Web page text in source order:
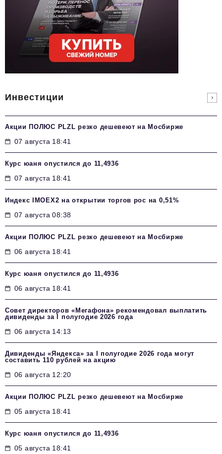
Инвестиции
Акции ПОЛЮС PLZL резко дешевеют на Мосбирже
07 августа 18:41
Курс юаня опустился до 11,4936
07 августа 18:41
Индекс IMOEX2 на открытии торгов рос на 0,51%
07 августа 08:38
Акции ПОЛЮС PLZL резко дешевеют на Мосбирже
06 августа 18:41
Курс юаня опустился до 11,4936
06 августа 18:41
Совет директоров «Мегафона» рекомендовал выплатить
дивиденды за I полугодие 2026 года
06 августа 14:13
Дивиденды «Яндекса» за I полугодие 2026 года могут
составить 110 рублей на акцию
06 августа 12:20
Акции ПОЛЮС PLZL резко дешевеют на Мосбирже
05 августа 18:41
Курс юаня опустился до 11,4936
05 августа 18:41